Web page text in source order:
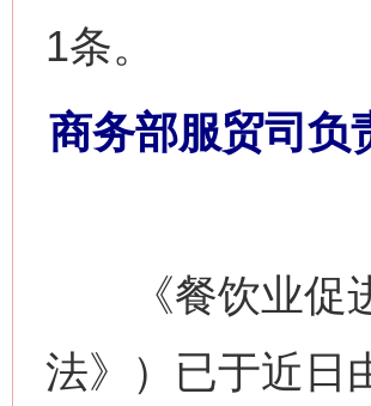
1条。
商务部服贸司负
《餐饮业促进
法》）已于近日